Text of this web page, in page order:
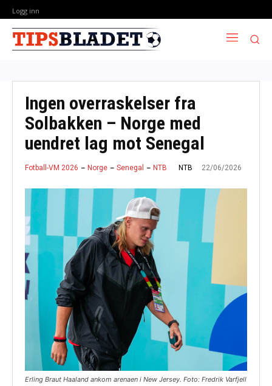
Logg inn
Ingen overraskelser fra
Solbakken – Norge med
uendret lag mot Senegal
Fotball-VM 2026 Norge Senegal NTB NTB 22/06/2026
Erling Braut Haaland ankom arenaen i New Jersey. Foto: Fredrik Varfjell